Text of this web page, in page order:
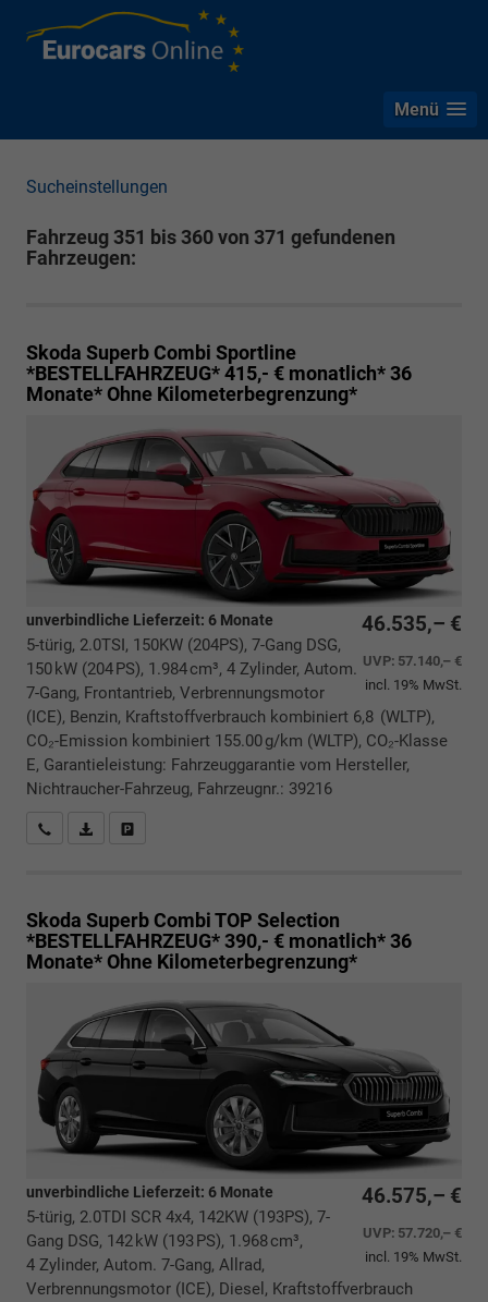
Menü
Sucheinstellungen
Fahrzeug 351 bis 360 von 371 gefundenen
Fahrzeugen:
Skoda Superb Combi Sportline
*BESTELLFAHRZEUG* 415,- € monatlich* 36
Monate* Ohne Kilometerbegrenzung*
46.535,– €
UVP: 57.140,– €
incl. 19% MwSt.
unverbindliche Lieferzeit: 6 Monate
5-türig, 2.0TSI, 150KW (204PS), 7-Gang DSG,
150 kW (204 PS), 1.984 cm³, 4 Zylinder, Autom.
7-Gang, Frontantrieb, Verbrennungsmotor
(ICE), Benzin, Kraftstoffverbrauch kombiniert 6,8 (WLTP),
CO₂-Emission kombiniert 155.00 g/km (WLTP), CO₂-Klasse
E, Garantieleistung: Fahrzeuggarantie vom Hersteller,
Nichtraucher-Fahrzeug, Fahrzeugnr.: 39216
Rückrufbitte absenden
PDF-Datei, Fahrzeugexposé drucken
Skoda Superb CombiTOP Selection
*BESTELLFAHRZEUG* 390,- € monatlich* 36
Monate* Ohne Kilometerbegrenzung*
46.575,– €
UVP: 57.720,– €
incl. 19% MwSt.
unverbindliche Lieferzeit: 6 Monate
5-türig, 2.0TDI SCR 4x4, 142KW (193PS), 7-
Gang DSG, 142 kW (193 PS), 1.968 cm³,
4 Zylinder, Autom. 7-Gang, Allrad,
Verbrennungsmotor (ICE), Diesel, Kraftstoffverbrauch